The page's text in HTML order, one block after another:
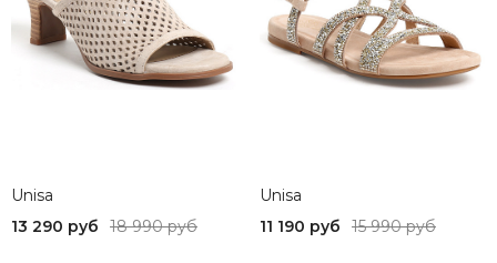
Unisa
13 290 руб
18 990 руб
Unisa
11 190 руб
15 990 руб